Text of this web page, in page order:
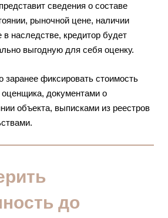
сведения о составе
рыночной цене, наличии
наследстве, кредитор будет
выгодную для себя оценку.
заранее фиксировать стоимость
документами о
объекта, выписками из реестров
до